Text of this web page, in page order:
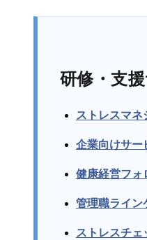
研修・支
ストレスマネ
企業向けサー
健康経営フォ
管理職ライン
ストレスチェ